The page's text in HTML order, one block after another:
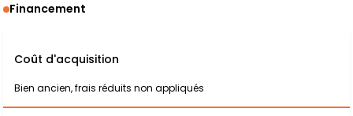
Financement
Coût d'acquisition
Bien ancien, frais réduits non appliqués